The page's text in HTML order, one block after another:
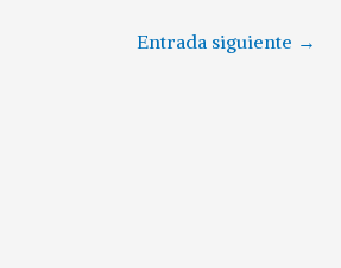
Entrada siguiente →